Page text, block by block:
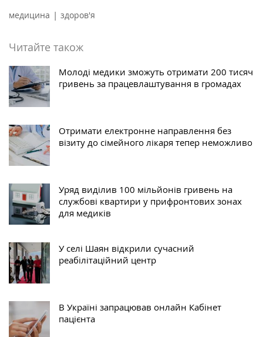
медицина | здоров'я
Читайте також
Молоді медики зможуть отримати 200 тисяч
гривень за працевлаштування в громадах
Отримати електронне направлення без
візиту до сімейного лікаря тепер неможливо
Уряд виділив 100 мільйонів гривень на
службові квартири у прифронтових зонах
для медиків
У селі Шаян відкрили сучасний
реабілітаційний центр
В Україні запрацював онлайн Кабінет
пацієнта